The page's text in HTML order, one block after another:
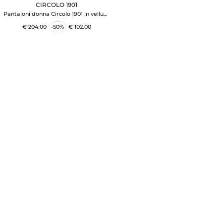
CIRCOLO 1901
Pantaloni donna Circolo 1901 in velluto
bianco
€ 204.00
-50% € 102.00